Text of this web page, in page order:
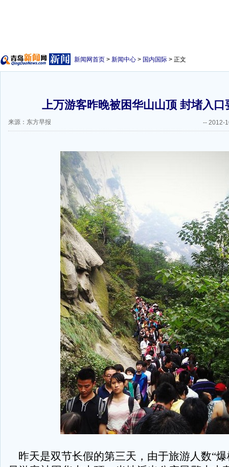
新闻网首页 > 新闻中心 > 国内国际 > 正文
上万游客昨晚被困华山山顶 封堵入口
来源：东方早报 -- 2012-
昨天是双节长假的第三天，由于旅游人数“爆